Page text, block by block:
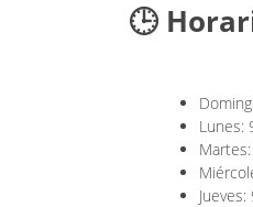
🕒
Lunes: